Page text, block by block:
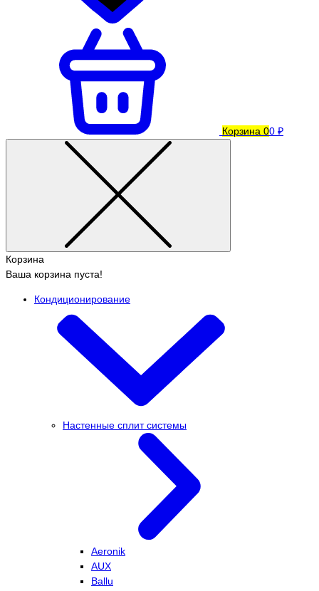
Корзина 00 ₽
Корзина
Ваша корзина пуста!
Кондиционирование
Настенные сплит системы
Aeronik
AUX
Ballu